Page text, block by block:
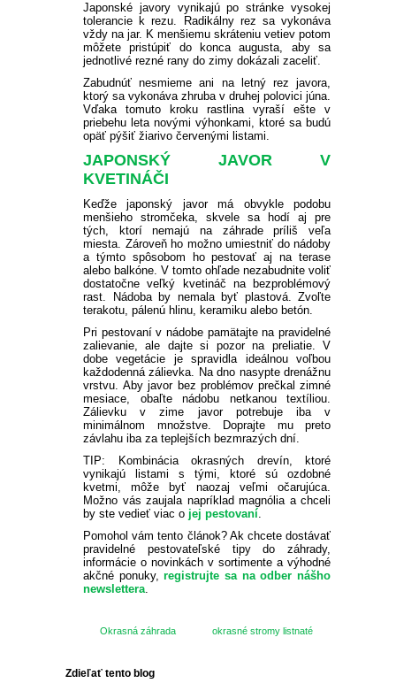
Japonské javory vynikajú po stránke vysokej
tolerancie k rezu.
Radikálny rez sa vykonáva
vždy na jar. K menšiemu skráteniu vetiev potom
môžete pristúpiť do konca augusta, aby sa
jednotlivé rezné rany do zimy dokázali zaceliť.
Zabudnúť nesmieme ani na letný rez javora,
ktorý sa vykonáva zhruba v druhej polovici júna.
Vďaka tomuto kroku rastlina vyraší ešte v
priebehu leta novými výhonkami, ktoré sa budú
opäť pýšiť žiarivo červenými listami.
JAPONSKÝ JAVOR V
KVETINÁČI
Keďže japonský javor má obvykle podobu
menšieho stromčeka, skvele sa hodí aj pre
tých, ktorí nemajú na záhrade príliš veľa
miesta. Zároveň ho možno umiestniť do nádoby
a týmto spôsobom ho pestovať aj na terase
alebo balkóne. V tomto ohľade nezabudnite voliť
dostatočne veľký kvetináč na bezproblémový
rast.
Nádoba by nemala byť plastová. Zvoľte
terakotu, pálenú hlinu, keramiku alebo betón.
Pri pestovaní v nádobe pamätajte na pravidelné
zalievanie, ale dajte si pozor na preliatie.
V
dobe vegetácie je spravidla ideálnou voľbou
každodenná zálievka. Na dno nasypte drenážnu
vrstvu.Aby javor bez problémov prečkal zimné
mesiace, obaľte nádobu netkanou textíliou.
Zálievku v zime javor potrebuje iba v
minimálnom množstve.
Doprajte mu preto
závlahu iba za teplejších bezmrazých dní.
TIP: Kombinácia okrasných drevín, ktoré
vynikajú listami s tými, ktoré sú ozdobné
kvetmi, môže byť naozaj veľmi očarujúca.
Možno vás zaujala napríklad magnólia a chceli
by ste vedieť viac o jej pestovaní.
Pomohol vám tento článok? Ak chcete dostávať
pravidelné pestovateľské tipy do záhrady,
informácie o novinkách v sortimente a výhodné
akčné ponuky,registrujte sa na odber nášho
newslettera.
Okrasná záhrada okrasné stromy listnaté
Zdieľať tento blog